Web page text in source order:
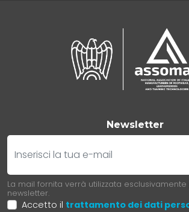
Newsletter
E-mail
La mail fornita verrà utilizzata
newsletter.
Accetto il trattamento dei dati